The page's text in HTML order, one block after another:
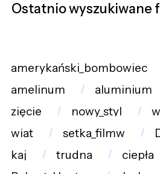
Ostatnio wyszukiwane
amerykański_bombowiec
amelinum
aluminium
zięcie
nowy_styl
wiat
setka_filmw
kaj
trudna
ciepła